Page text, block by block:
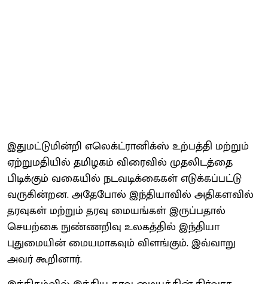
இதுமட்டுமின்றி எலெக்ட்ரானிக்ஸ் உற்பத்தி மற்றும்
ஏற்றுமதியில் தமிழகம் விரைவில் முதலிடத்தை
பிடிக்கும் வகையில் நடவடிக்கைகள் எடுக்கப்பட்டு
வருகின்றன. அதேபோல் இந்தியாவில் அதிகளவில்
தரவுகள் மற்றும் தரவு மையங்கள் இருப்பதால்
செயற்கை நுண்ணறிவு உலகத்தில் இந்தியா
புதுமையின் மையமாகவும் விளங்கும். இவ்வாறு
அவர் கூறினார்.